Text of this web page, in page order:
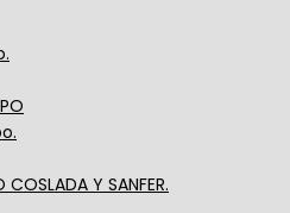
COSLADA Y SANFER.